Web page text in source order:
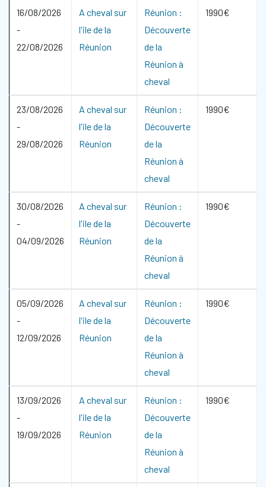
16/08/2026
-
22/08/2026
A cheval sur
l'ile de la
Réunion
Réunion :
Découverte
de la
Réunion à
cheval
1990€
23/08/2026
-
29/08/2026
A cheval sur
l'ile de la
Réunion
Réunion :
Découverte
de la
Réunion à
cheval
1990€
30/08/2026
-
04/09/2026
A cheval sur
l'ile de la
Réunion
Réunion :
Découverte
de la
Réunion à
cheval
1990€
05/09/2026
-
12/09/2026
A cheval sur
l'ile de la
Réunion
Réunion :
Découverte
de la
Réunion à
cheval
1990€
13/09/2026
-
19/09/2026
A cheval sur
l'ile de la
Réunion
Réunion :
Découverte
de la
Réunion à
cheval
1990€